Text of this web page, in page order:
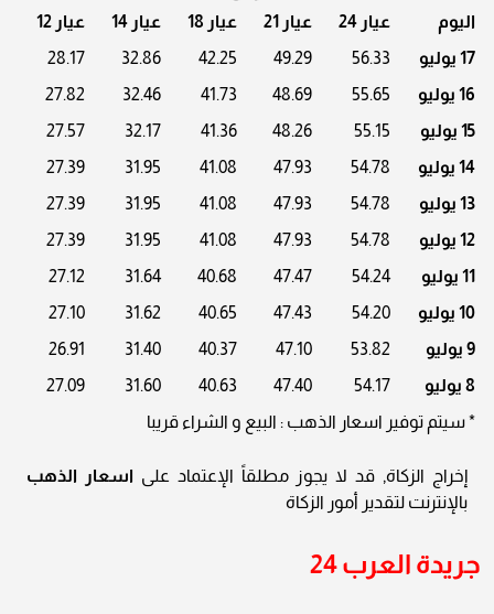
اليوم
عيار 24 عيار 21 عيار 18 عيار 14
عيار 12
17 يوليو
56.33
49.29
42.25
32.86
28.17
16 يوليو
55.65
48.69
41.73
32.46
27.82
15 يوليو
55.15
48.26
41.36
32.17
27.57
14 يوليو
54.78
47.93
41.08
31.95
27.39
13 يوليو
54.78
47.93
41.08
31.95
27.39
12 يوليو
54.78
47.93
41.08
31.95
27.39
11 يوليو
54.24
47.47
40.68
31.64
27.12
10 يوليو
54.20
47.43
40.65
31.62
27.10
9 يوليو
53.82
47.10
40.37
31.40
26.91
8 يوليو
54.17
47.40
40.63
31.60
27.09
* سيتم توفير اسعار الذهب : البيع و الشراء قريبا
إخراج الزكاة, قد لا يجوز مطلقاً الإعتماد على اسعار الذهب
بالإنترنت لتقدير أمور الزكاة
جريدة العرب 24